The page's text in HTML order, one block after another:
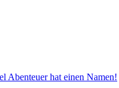
Abenteuer hat einen Namen!